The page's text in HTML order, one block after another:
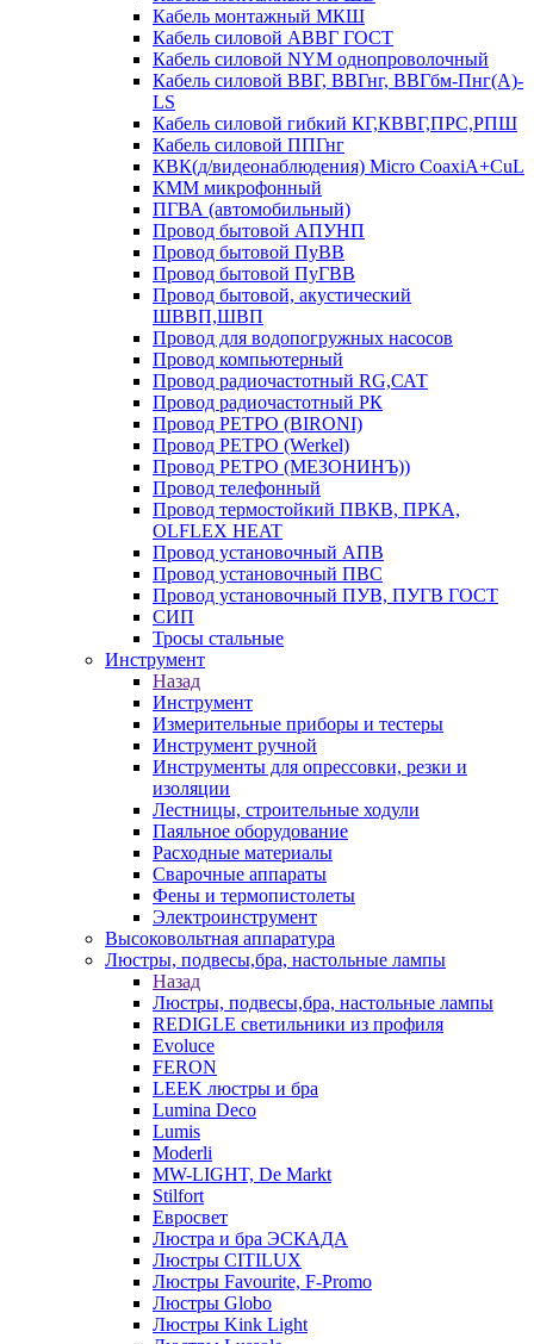
Кабель монтажный МКШ
Кабель силовой АВВГ ГОСТ
Кабель силовой NYM однопроволочный
Кабель силовой ВВГ, ВВГнг, ВВГбм-Пнг(А)-
LS
Кабель силовой гибкий КГ,КВВГ,ПРС,РПШ
Кабель силовой ППГнг
КВК(д/видеонаблюдения) Micro CoaxiA+CuL
КММ микрофонный
ПГВА (автомобильный)
Провод бытовой АПУНП
Провод бытовой ПуВВ
Провод бытовой ПуГВВ
Провод бытовой, акустический
ШВВП,ШВП
Провод для водопогружных насосов
Провод компьютерный
Провод радиочастотный RG,САТ
Провод радиочастотный РК
Провод РЕТРО (BIRONI)
Провод РЕТРО (Werkel)
Провод РЕТРО (МЕЗОНИНЪ))
Провод телефонный
Провод термостойкий ПВКВ, ПРКА,
OLFLEX HEAT
Провод установочный АПВ
Провод установочный ПВС
Провод установочный ПУВ, ПУГВ ГОСТ
СИП
Тросы стальные
Инструмент
Назад
Инструмент
Измерительные приборы и тестеры
Инструмент ручной
Инструменты для опрессовки, резки и
изоляции
Лестницы, строительные ходули
Паяльное оборудование
Расходные материалы
Сварочные аппараты
Фены и термопистолеты
Электроинструмент
Высоковольтная аппаратура
Люстры, подвесы,бра, настольные лампы
Назад
Люстры, подвесы,бра, настольные лампы
REDIGLE светильники из профиля
Evoluce
FERON
LEEK люстры и бра
Lumina Deco
Lumis
Moderli
MW-LIGHT, De Markt
Stilfort
Евросвет
Люстра и бра ЭСКАДА
Люстры CITILUX
Люстры Favourite, F-Promo
Люстры Globo
Люстры Kink Light